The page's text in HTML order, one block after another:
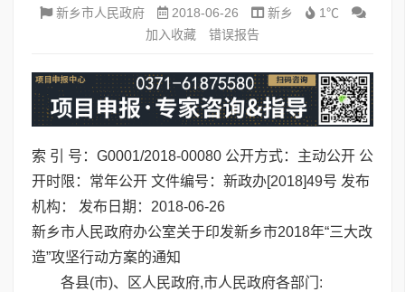
新乡市人民政府 2018-06-26 新乡
1℃
加入收藏
错误报告
索 引 号：G0001/2018-00080 公开方式：主动公开 公
开时限：常年公开 文件编号：新政办[2018]49号 发布
机构： 发布日期：2018-06-26
新乡市人民政府办公室关于印发新乡市2018年“三大改
造”攻坚行动方案的通知
各县(市)、区人民政府,市人民政府各部门: